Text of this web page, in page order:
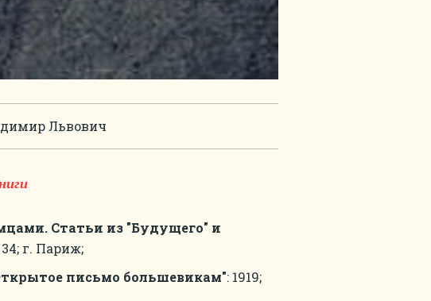
Львович
Статьи из "Будущего" и
34; г. Париж;
письмо большевикам": 1919;